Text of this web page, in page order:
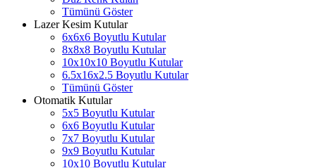
Tümünü Göster
Lazer Kesim Kutular
6x6x6 Boyutlu Kutular
8x8x8 Boyutlu Kutular
10x10x10 Boyutlu Kutular
6.5x16x2.5 Boyutlu Kutular
Tümünü Göster
Otomatik Kutular
5x5 Boyutlu Kutular
6x6 Boyutlu Kutular
7x7 Boyutlu Kutular
9x9 Boyutlu Kutular
10x10 Boyutlu Kutular